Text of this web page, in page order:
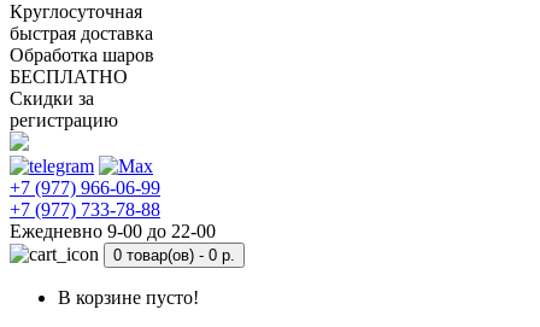
Круглосуточная
быстрая доставка
Обработка шаров
БЕСПЛАТНО
Скидки за
регистрацию
+7 (977) 966-06-99
+7 (977) 733-78-88
Ежедневно 9-00 до 22-00
0 товар(ов) - 0 р.
В корзине пусто!